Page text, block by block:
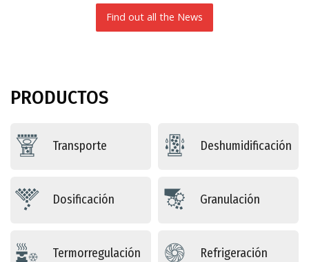
Find out all the News
PRODUCTOS
Transporte Deshumidificación
Dosificación Granulación
Termorregulación Refrigeración